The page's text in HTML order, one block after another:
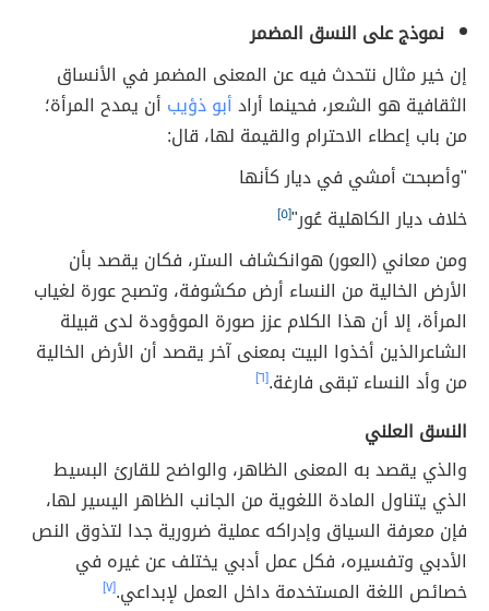
نموذج على النسق المضمر
إن خير مثال نتحدث فيه عن المعنى المضمر في الأنساق
الثقافية هو الشعر، فحينما أرادأبو ذؤيب أن يمدح المرأة؛
من باب إعطاء الاحترام والقيمة لها، قال:
"وأصبحت أمشي في ديار كأنها
خلاف ديار الكاهلية عُور"[٥]
ومن معاني (العور) هوانكشاف الستر، فكان يقصد بأن
الأرض الخالية من النساء أرض مكشوفة، وتصبح عورة لغياب
المرأة، إلا أن هذا الكلام عزز صورة الموؤودة لدى قبيلة
الشاعرالذين أخذوا البيت بمعنى آخر يقصد أن الأرض الخالية
من وأد النساء تبقى فارغة.[٦]
النسق العلني
والذي يقصد به المعنى الظاهر، والواضح للقارئ البسيط
الذي يتناول المادة اللغوية من الجانب الظاهر اليسير لها،
فإن معرفة السياق وإدراكه عملية ضرورية جدا لتذوق النص
الأدبي وتفسيره، فكل عمل أدبي يختلف عن غيره في
خصائص اللغة المستخدمة داخل العمل لإبداعي.[٧]